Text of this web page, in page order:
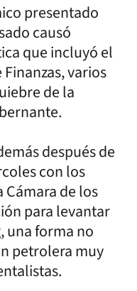
presentado
causó
que incluyó el
varios
de la
después de
con los
de los
para levantar
una forma no
petrolera muy